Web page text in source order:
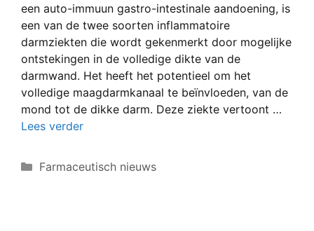
een auto-immuun gastro-intestinale aandoening, is
een van de twee soorten inflammatoire
darmziekten die wordt gekenmerkt door mogelijke
ontstekingen in de volledige dikte van de
darmwand. Het heeft het potentieel om het
volledige maagdarmkanaal te beïnvloeden, van de
mond tot de dikke darm. Deze ziekte vertoont …
Lees verder
Categorieën
Farmaceutisch nieuws